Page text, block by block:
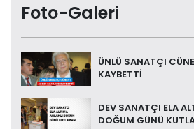
Foto-Galeri
ÜNLÜ SANATÇI
KAYBETTİ
DEV SANATÇI ELA
DOĞUM GÜNÜ